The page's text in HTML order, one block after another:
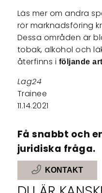
Läs mer om andra
rör marknadsföring
Dessa områden är
tobak, alkohol och
återfinns i följande
Lag24
Trainee
11.14.2021
Få snabbt och
juridiska fråga.
KONTAKT